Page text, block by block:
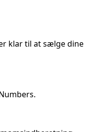
klar til at sælge dine